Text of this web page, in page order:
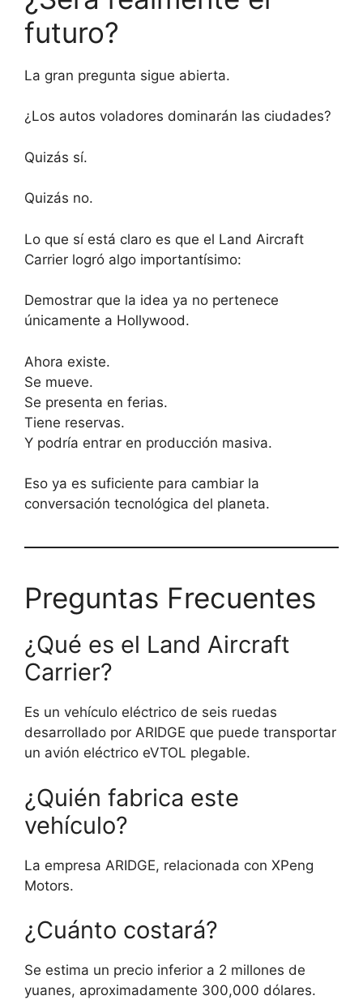
futuro?
La gran pregunta sigue abierta.
¿Los autos voladores dominarán las ciudades?
Quizás sí.
Quizás no.
Lo que sí está claro es que el Land Aircraft
Carrier logró algo importantísimo:
Demostrar que la idea ya no pertenece
únicamente a Hollywood.
Ahora existe.
Se mueve.
Se presenta en ferias.
Tiene reservas.
Y podría entrar en producción masiva.
Eso ya es suficiente para cambiar la
conversación tecnológica del planeta.
Preguntas Frecuentes
¿Qué es el Land Aircraft
Carrier?
Es un vehículo eléctrico de seis ruedas
desarrollado por ARIDGE que puede transportar
un avión eléctrico eVTOL plegable.
¿Quién fabrica este
vehículo?
La empresa ARIDGE, relacionada con XPeng
Motors.
¿Cuánto costará?
Se estima un precio inferior a 2 millones de
yuanes, aproximadamente 300,000 dólares.